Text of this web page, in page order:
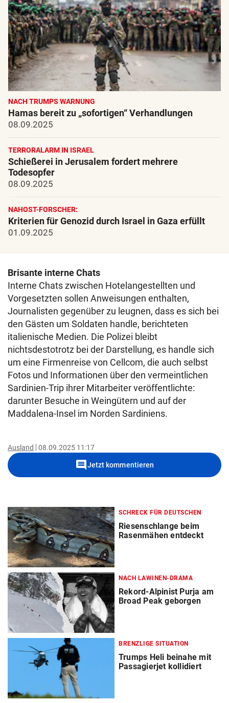
NACH TRUMPS WARNUNG
Hamas bereit zu „sofortigen“ Verhandlungen
08.09.2025
TERRORALARM IN ISRAEL
Schießerei in Jerusalem fordert mehrere
Todesopfer
08.09.2025
NAHOST-FORSCHER:
Kriterien für Genozid durch Israel in Gaza erfüllt
01.09.2025
Brisante interne Chats
Interne Chats zwischen Hotelangestellten und
Vorgesetzten sollen Anweisungen enthalten,
Journalisten gegenüber zu leugnen, dass es sich bei
den Gästen um Soldaten handle, berichteten
italienische Medien. Die Polizei bleibt
nichtsdestotrotz bei der Darstellung, es handle sich
um eine Firmenreise von Cellcom, die auch selbst
Fotos und Informationen über den vermeintlichen
Sardinien-Trip ihrer Mitarbeiter veröffentlichte:
darunter Besuche in Weingütern und auf der
Maddalena-Insel im Norden Sardiniens.
Ausland 08.09.2025 11:17
commentJetzt kommentieren
SCHRECK FÜR DEUTSCHEN
Riesenschlange beim
Rasenmähen entdeckt
NACH LAWINEN-DRAMA
Rekord-Alpinist Purja am
Broad Peak geborgen
BRENZLIGE SITUATION
Trumps Heli beinahe mit
Passagierjet kollidiert